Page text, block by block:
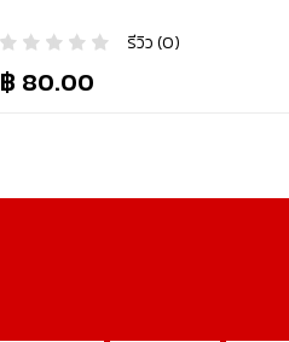
รีวิว (0)
฿ 80.00